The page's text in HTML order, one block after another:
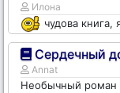
Илона
чудова книга,
Сердечный
Annat
Необычный роман